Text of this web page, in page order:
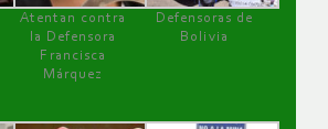
Atentan contra
la Defensora
Francisca
Márquez
Defensoras de
Bolivia